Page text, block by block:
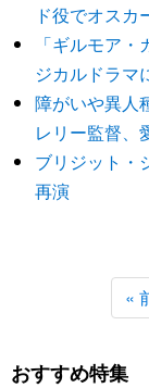
ド役でオスカ
「ギルモア
ジカルドラマ
障がいや異人
レリー監督、
ブリジット・
再演
«
おすすめ特集